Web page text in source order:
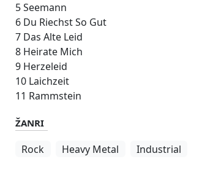
5 Seemann
6 Du Riechst So Gut
7 Das Alte Leid
8 Heirate Mich
9 Herzeleid
10 Laichzeit
11 Rammstein
ŽANRI
Rock Heavy Metal Industrial